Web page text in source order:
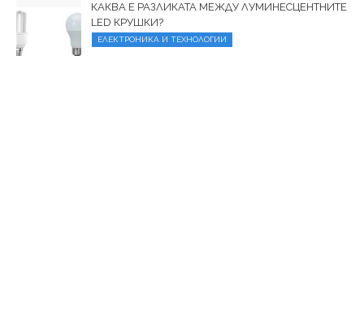
КАКВА Е РАЗЛИКАТА МЕЖДУ ЛУМИНЕСЦЕНТНИТЕ
LED КРУШКИ?
ЕЛЕКТРОНИКА И ТЕХНОЛОГИИ